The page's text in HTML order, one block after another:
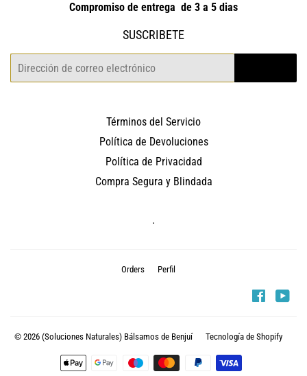
Compromiso de entrega de 3 a 5 dias
SUSCRIBETE
Correo
Términos del Servicio
Política de Devoluciones
Política de Privacidad
Compra Segura y Blindada
.
Orders Perfil
© 2026 (Soluciones Naturales) Bálsamos de Benjuí Tecnología de Shopify
Métodos